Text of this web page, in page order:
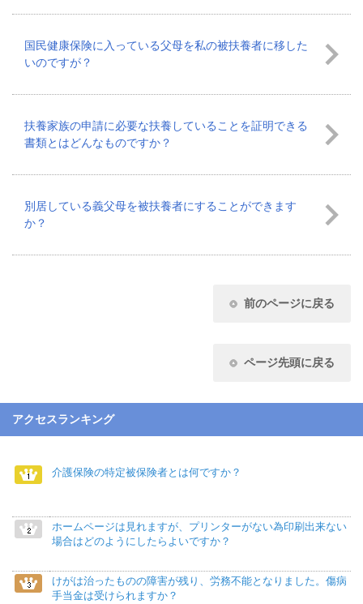
国民健康保険に入っている父母を私の被扶養者に移した
いのですが？
扶養家族の申請に必要な扶養していることを証明できる
書類とはどんなものですか？
別居している義父母を被扶養者にすることができます
か？
前のページに戻る
ページ先頭に戻る
アクセスランキング
介護保険の特定被保険者とは何ですか？
ホームページは見れますが、プリンターがない為印刷出来ない
場合はどのようにしたらよいですか？
けがは治ったものの障害が残り、労務不能となりました。傷病
手当金は受けられますか？